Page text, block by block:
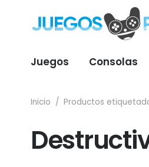
Juegos Consolas
Inicio / Productos